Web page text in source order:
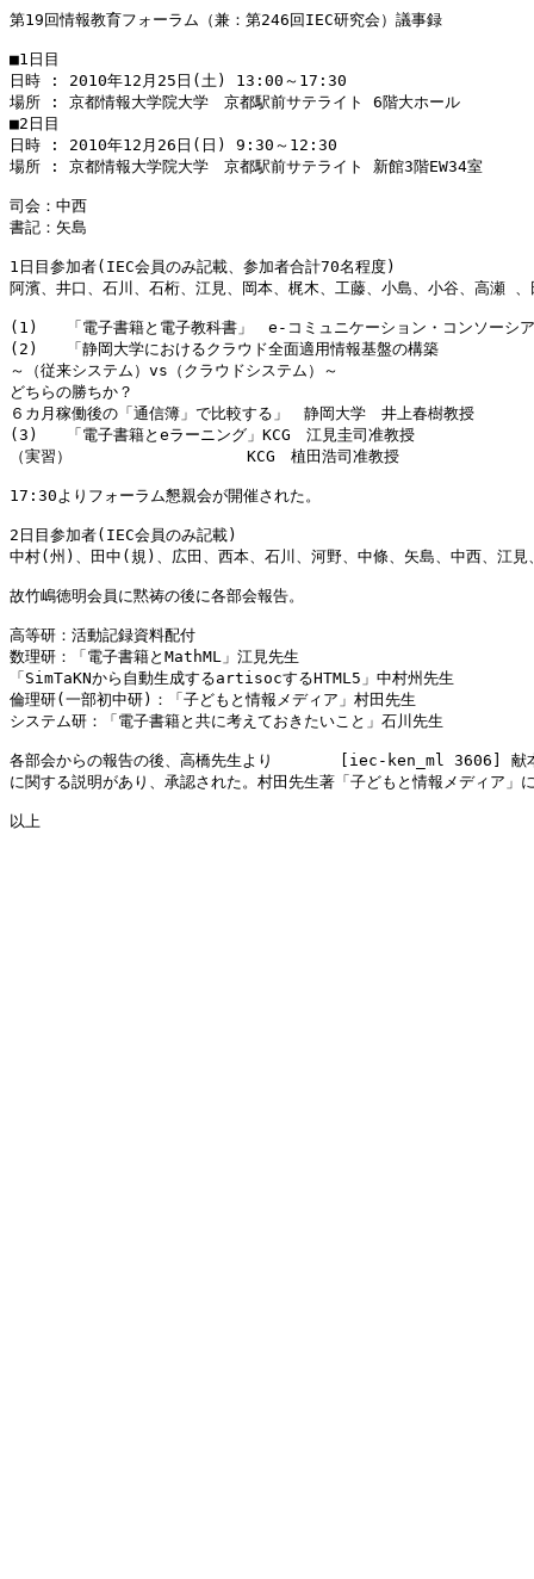
第19回情報教育フォーラム（兼：第246回IEC研究会）議事録
■1日目
日時 : 2010年12月25日(土) 13:00～17:30
場所 : 京都情報大学院大学　京都駅前サテライト 6階大ホール
■2日目
日時 : 2010年12月26日(日) 9:30～12:30
場所 : 京都情報大学院大学　京都駅前サテライト 新館3階EW34室
司会：中西
書記：矢島
1日目参加者(IEC会員のみ記載、参加者合計70名程度)
阿濱、井口、石川、石桁、江見、岡本、梶木、工藤、小島、小谷、高
(1)   「電子書籍と電子教科書」　e-コミュニケーション・コンソーシ
(2)   「静岡大学におけるクラウド全面適用情報基盤の構築
～（従来システム）vs（クラウドシステム）～
どちらの勝ちか？
６カ月稼働後の「通信簿」で比較する」　静岡大学　井上春樹教授
(3)   「電子書籍とeラーニング」KCG　江見圭司准教授
（実習）　　　　　　　       KCG　植田浩司准教授
17:30よりフォーラム懇親会が開催された。
2日目参加者(IEC会員のみ記載)
中村(州)、田中(規)、広田、西本、石川、河野、中條、矢島、中西、江見
故竹嶋徳明会員に黙祷の後に各部会報告。
高等研：活動記録資料配付
数理研：「電子書籍とMathML」江見先生
「SimTaKNから自動生成するartisocするHTML5」中村州先生
倫理研(一部初中研)：「子どもと情報メディア」村田先生
システム研：「電子書籍と共に考えておきたいこと」石川先生
各部会からの報告の後、高橋先生より       [iec-ken_ml 3606] 献本
に関する説明があり、承認された。村田先生著「子どもと情報メディア」
以上